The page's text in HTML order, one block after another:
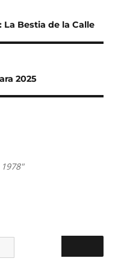
La Bestia de la Calle
2025